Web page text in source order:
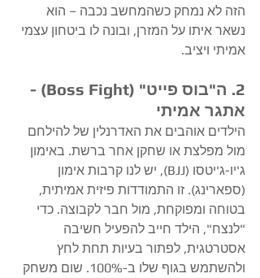
הזה לא נמחק כשהמחשב נכבה – הוא
נשאר איתו על המזרן, ובונה לו ביטחון עצמי
אמיתי ויציב.
​2. ה"בוס פייט" (Boss Fight) -
אתגר אמיתי
​הילדים אוהבים את האדרנלין של להילחם
מול מפלצת או שחקן אחר ברשת. באימון
ג'יו-ג'יטסו (BJJ), יש לנו קרבות אימון
(ספארינג). זו התמודדות פיזית אמיתית,
בטוחה ומפוקחת, מול חבר לקבוצה. כדי
"לנצח", הילד חייב להפעיל חשיבה
אסטרטגית, לפתור בעיות תחת לחץ
ולהשתמש בגוף שלו ב-100%. שום משחק